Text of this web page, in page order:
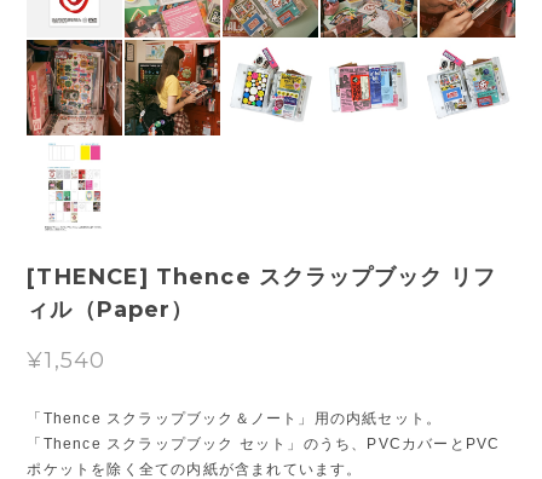
[THENCE] Thence スクラップブック リフ
ィル（Paper）
¥1,540
「Thence スクラップブック＆ノート」用の内紙セット。
「Thence スクラップブック セット」のうち、PVCカバーとPVC
ポケットを除く全ての内紙が含まれています。